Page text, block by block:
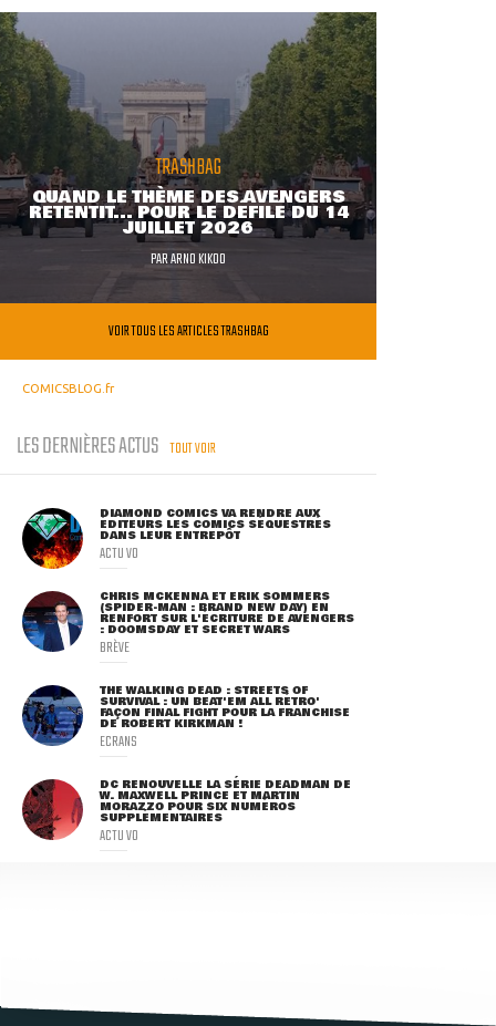
TRASHBAG
QUAND LE THÈME DES AVENGERS
RETENTIT... POUR LE DÉFILÉ DU 14
JUILLET 2026
PARARNO KIKOO
VOIR TOUS LES ARTICLES TRASHBAG
COMICSBLOG.fr
LES DERNIÈRES ACTUS TOUT VOIR
DIAMOND COMICS VA RENDRE AUX
ÉDITEURS LES COMICS SÉQUESTRÉS
DANS LEUR ENTREPÔT
ACTU VO
CHRIS MCKENNA ET ERIK SOMMERS
(SPIDER-MAN : BRAND NEW DAY) EN
RENFORT SUR L'ÉCRITURE DE AVENGERS
: DOOMSDAY ET SECRET WARS
BRÈVE
THE WALKING DEAD : STREETS OF
SURVIVAL : UN BEAT'EM ALL RÉTRO'
FAÇON FINAL FIGHT POUR LA FRANCHISE
DE ROBERT KIRKMAN !
ECRANS
DC RENOUVELLE LA SÉRIE DEADMAN DE
W. MAXWELL PRINCE ET MARTIN
MORAZZO POUR SIX NUMÉROS
SUPPLÉMENTAIRES
ACTU VO